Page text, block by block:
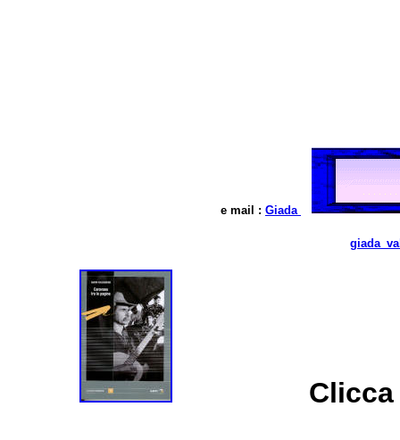
e mail : Giada
Clicca